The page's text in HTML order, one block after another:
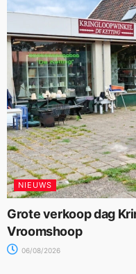
NIEUWS
Grote verkoop dag
Vroomshoop
06/08/2026